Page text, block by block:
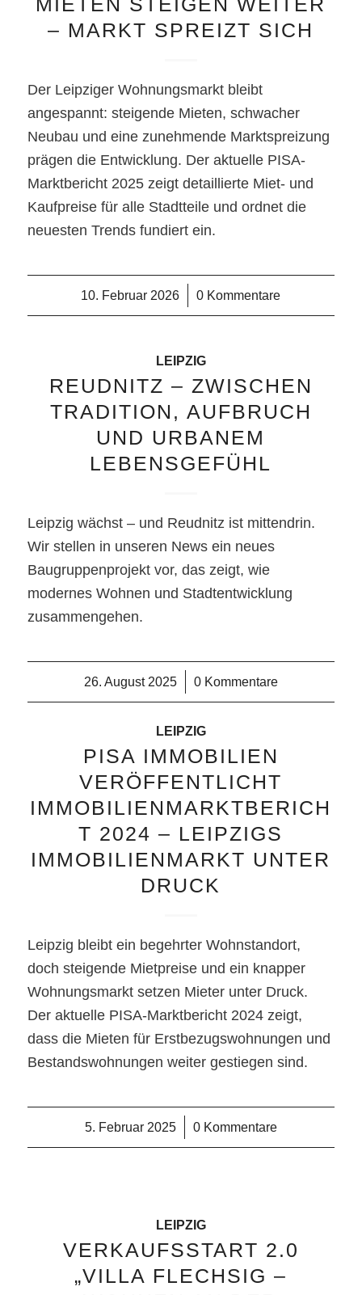
– MARKT SPREIZT SICH
Der Leipziger Wohnungsmarkt bleibt
angespannt: steigende Mieten, schwacher
Neubau und eine zunehmende Marktspreizung
prägen die Entwicklung. Der aktuelle PISA-
Marktbericht 2025 zeigt detaillierte Miet- und
Kaufpreise für alle Stadtteile und ordnet die
neuesten Trends fundiert ein.
10. Februar 2026
/ 0 Kommentare
LEIPZIG
REUDNITZ – ZWISCHEN
TRADITION, AUFBRUCH
UND URBANEM
LEBENSGEFÜHL
Leipzig wächst – und Reudnitz ist mittendrin.
Wir stellen in unseren News ein neues
Baugruppenprojekt vor, das zeigt, wie
modernes Wohnen und Stadtentwicklung
zusammengehen.
26. August 2025
/ 0 Kommentare
LEIPZIG
PISA IMMOBILIEN
VERÖFFENTLICHT
IMMOBILIENMARKTBERICH
T 2024 – LEIPZIGS
IMMOBILIENMARKT UNTER
DRUCK
Leipzig bleibt ein begehrter Wohnstandort,
doch steigende Mietpreise und ein knapper
Wohnungsmarkt setzen Mieter unter Druck.
Der aktuelle PISA-Marktbericht 2024 zeigt,
dass die Mieten für Erstbezugswohnungen und
Bestandswohnungen weiter gestiegen sind.
5. Februar 2025
/ 0 Kommentare
LEIPZIG
VERKAUFSSTART 2.0
„VILLA FLECHSIG –